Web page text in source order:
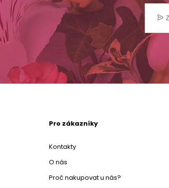
Pro zákazníky
Kontakty
O nás
Proč nakupovat u nás?